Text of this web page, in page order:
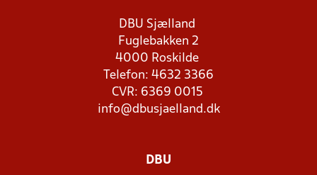
DBU Sjælland
Fuglebakken 2
4000 Roskilde
Telefon: 4632 3366
CVR: 6369 0015
info@dbusjaelland.dk
DBU